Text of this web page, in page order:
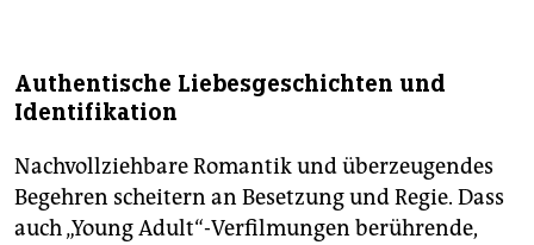
Authentische Liebesgeschichten und
Identifikation
Nachvollziehbare Romantik und überzeugendes
Begehren scheitern an Besetzung und Regie. Dass
auch „Young Adult“-Verfilmungen berührende,